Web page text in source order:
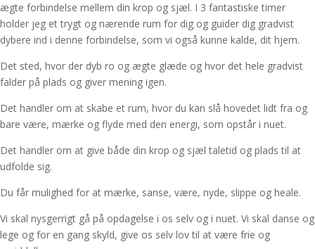
ægte forbindelse mellem din krop og sjæl. I 3 fantastiske timer
holder jeg et trygt og nærende rum for dig og guider dig gradvist
dybere ind i denne forbindelse, som vi også kunne kalde, dit hjem.
Det sted, hvor der dyb ro og ægte glæde og hvor det hele gradvist
falder på plads og giver mening igen.
Det handler om at skabe et rum, hvor du kan slå hovedet lidt fra og
bare være, mærke og flyde med den energi, som opstår i nuet.
Det handler om at give både din krop og sjæl taletid og plads til at
udfolde sig.
Du får mulighed for at mærke, sanse, være, nyde, slippe og heale.
Vi skal nysgerrigt gå på opdagelse i os selv og i nuet. Vi skal danse og
lege og for en gang skyld, give os selv lov til at være frie og